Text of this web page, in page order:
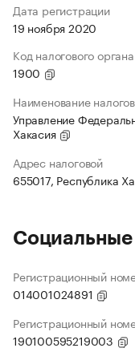
Дата регистрации
19 ноября 2020
Код налогового органа
1900
Наименование
Управление
Хакасия
Адрес налоговой
655017, Республика
Регистрационный
014001024891
Регистрационный
190100595219003